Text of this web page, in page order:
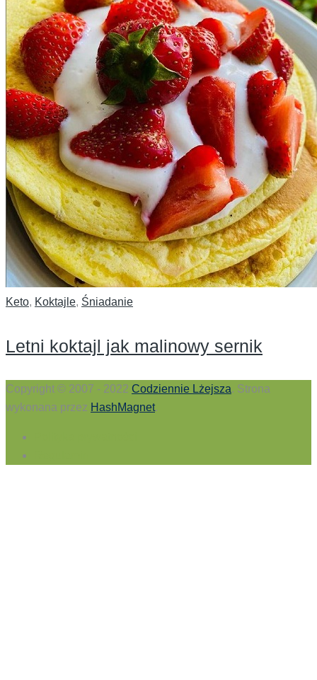
Keto, Koktajle, Śniadanie
Letni koktajl jak malinowy sernik
Copyright © 2007 - 2022 Codziennie Lżejsza. Strona
wykonana przez HashMagnet.